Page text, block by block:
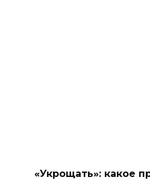
«Укрощать»: какое